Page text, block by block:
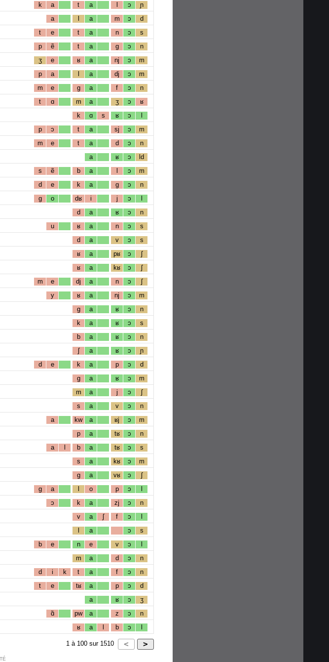
k a t a l ɔ ɲ
a l a m ɔ d
t e t a n ɔ s
p ẽ t a g ɔ n
ʒ e ʁ a nj ɔ m
p a l a dj ɔ m
m e g a f ɔ n
t ɑ m a ʒ ɔ ʁ
k ɑ s ʁ ɔ l
p ɔ t a sj ɔ m
m e t a d ɔ n
a ʁ ɔ ld
s ẽ b a l ɔ m
d e k a g ɔ n
g o dʁ i j ɔ l
d a ʁ ɔ n
u ʁ a n ɔ s
d a v ɔ s
ʁ a pʁ ɔ ʃ
ʁ a kʁ ɔ ʃ
m e dj a n ɔ ʃ
y ʁ a nj ɔ m
g a ʁ ɔ n
k a ʁ ɔ s
b a ʁ ɔ n
ʃ a ʁ ɔ ɲ
d e k a p ɔ d
g a ʁ ɔ m
m a j ɔ ʃ
s a v ɔ n
a kw a ʁj ɔ m
p a tʁ ɔ n
a l b a tʁ ɔ s
s a kʁ ɔ m
g a vʁ ɔ ʃ
g a l o p ɔ l
ɔ k a zj ɔ n
v a ʃ f ɔ l
l a ɔ s
b e n e v ɔ l
m a d ɔ n
d i k t a f ɔ n
t e tʁ a p ɔ d
a ʁ ɔ ʒ
ɑ̃ pw a z ɔ n
ʁ a l b ɔ l
1 à 100 sur 1510